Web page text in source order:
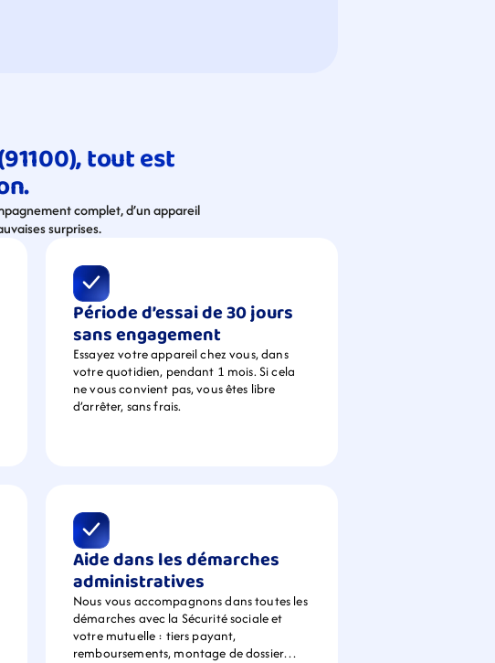
tout est
complet, d’un appareil
surprises.
Période d’essai de 30 jours
sans engagement
Essayez votre appareil chez vous, dans
votre quotidien, pendant 1 mois. Si cela
ne vous convient pas, vous êtes libre
d’arrêter, sans frais.
Aide dans les démarches
administratives
Nous vous accompagnons dans toutes les
démarches avec la Sécurité sociale et
votre mutuelle : tiers payant,
remboursements, montage de dossier…